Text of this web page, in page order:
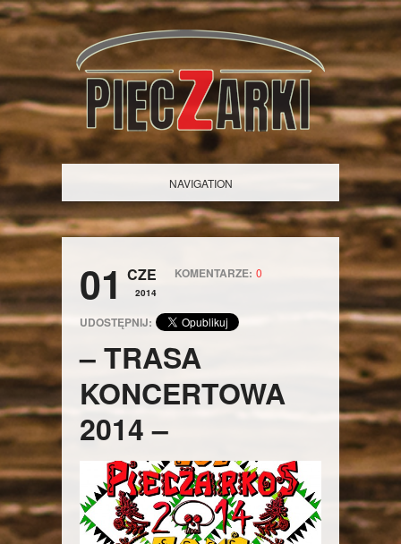
NAVIGATION
01 CZE
2014
KOMENTARZE: 0
UDOSTĘPNIJ:
– TRASA
KONCERTOWA
2014 –